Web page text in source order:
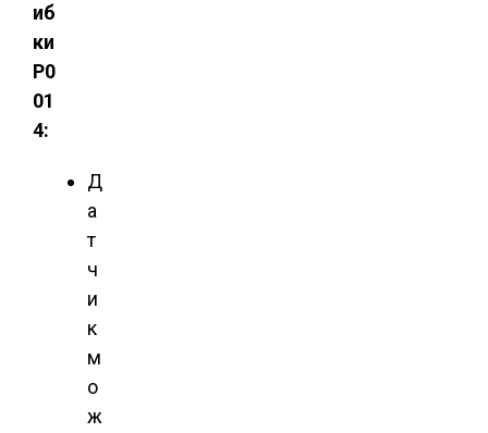
иб
ки
P0
01
4:
Д
а
т
ч
и
к
м
о
ж